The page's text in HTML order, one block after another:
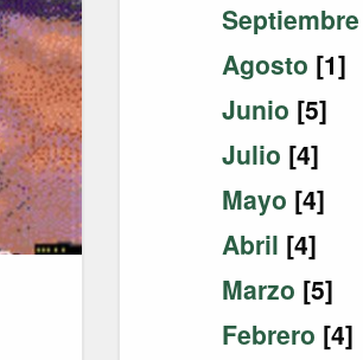
Septiembre
Agosto [1]
Junio [5]
Julio [4]
Mayo [4]
Abril [4]
Marzo [5]
Febrero [4]